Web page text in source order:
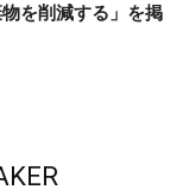
を削減する」を掲